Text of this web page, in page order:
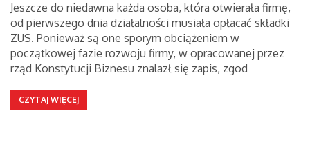
Jeszcze do niedawna każda osoba, która otwierała firmę,
od pierwszego dnia działalności musiała opłacać składki
ZUS. Ponieważ są one sporym obciążeniem w
początkowej fazie rozwoju firmy, w opracowanej przez
rząd Konstytucji Biznesu znalazł się zapis, zgod
CZYTAJ WIĘCEJ